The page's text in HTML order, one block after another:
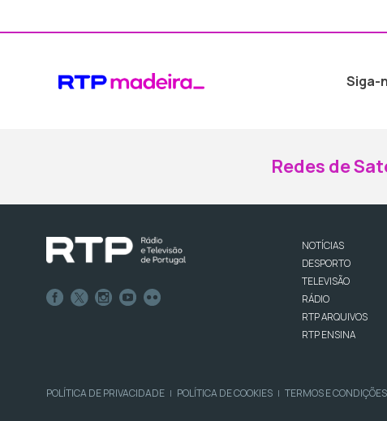
Siga-
Redes de
NOTÍCIAS
DESPORTO
TELEVISÃO
RÁDIO
RTP ARQUIVOS
RTP ENSINA
POLÍTICA DE PRIVACIDADE | POLÍTICA DE COOKIES | TERMOS E CONDIÇÕES